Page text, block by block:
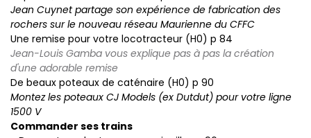
Jean Cuynet partage son expérience de fabrication des
rochers sur le nouveau réseau Maurienne du CFFC
Une remise pour votre locotracteur (H0) p 84
Jean-Louis Gamba vous explique pas à pas la création
d'une adorable remise
De beaux poteaux de caténaire (H0) p 90
Montez les poteaux CJ Models (ex Dutdut) pour votre ligne
1500 V
Commander ses trains